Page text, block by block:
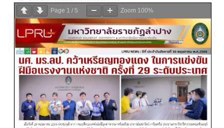
Page 1 / 5 Zoom 100%